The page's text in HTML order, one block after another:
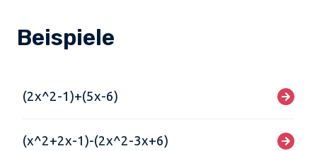
Beispiele
(2x^2-1)+(5x-6)
(x^2+2x-1)-(2x^2-3x+6)